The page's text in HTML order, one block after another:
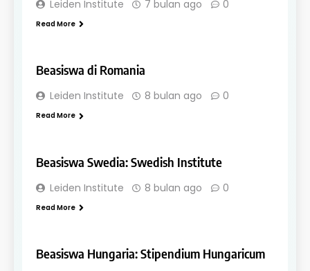
Leiden Institute 7 bulan ago 0
Read More
Beasiswa di Romania
Leiden Institute 8 bulan ago 0
Read More
Beasiswa Swedia: Swedish Institute
Leiden Institute 8 bulan ago 0
Read More
Beasiswa Hungaria: Stipendium Hungaricum